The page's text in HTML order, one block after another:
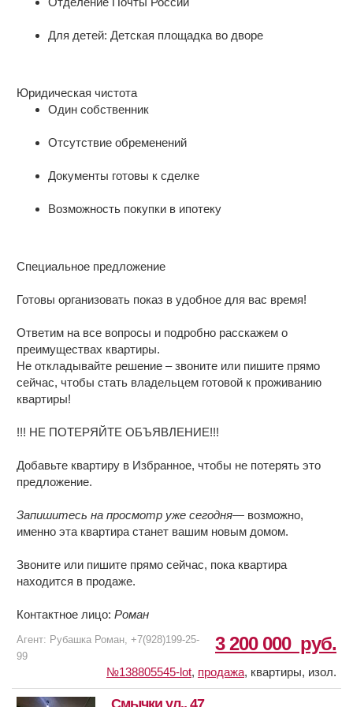
Для детей: Детская площадка во дворе
Юридическая чистота
Один собственник
Отсутствие обременений
Документы готовы к сделке
Возможность покупки в ипотеку
Специальное предложение
Готовы организовать показ в удобное для вас время!
Ответим на все вопросы и подробно расскажем о
преимуществах квартиры.
Не откладывайте решение – звоните или пишите прямо
сейчас, чтобы стать владельцем готовой к проживанию
квартиры!
!!! НЕ ПОТЕРЯЙТЕ ОБЪЯВЛЕНИЕ!!!
Добавьте квартиру в Избранное, чтобы не потерять это
предложение.
Запишитесь на просмотр уже сегодня— возможно,
именно эта квартира станет вашим новым домом.
Звоните или пишите прямо сейчас, пока квартира
находится в продаже.
Контактное лицо: Роман
3 200 000 руб.
Агент: Рубашка Роман, +7(928)199-25-
99
№138805545-lot, продажа, квартиры, изол.
Смычки ул., 47